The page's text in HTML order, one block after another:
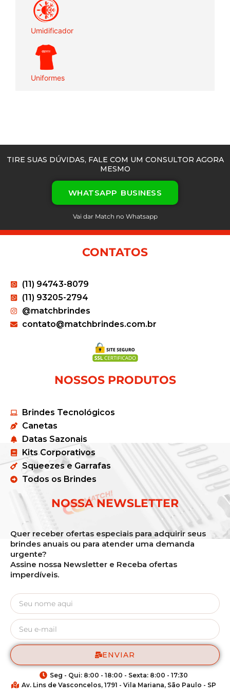
Umidificador
Uniformes
TIRE SUAS DÚVIDAS, FALE COM UM CONSULTOR AGORA
MESMO
WHATSAPP BUSINESS
Vai dar Match no Whatsapp
CONTATOS
(11) 94743-8079
(11) 93205-2794
@matchbrindes
contato@matchbrindes.com.br
NOSSOS PRODUTOS
Brindes Tecnológicos
Canetas
Datas Sazonais
Kits Corporativos
Squeezes e Garrafas
Todos os Brindes
NOSSA NEWSLETTER
Quer receber ofertas especiais para adquirir seus
brindes anuais ou para atender uma demanda
urgente?
Assine nossa Newsletter e Receba ofertas
imperdíveis.
ENVIAR
Seg - Qui: 8:00 - 18:00 - Sexta: 8:00 - 17:30
Av. Lins de Vasconcelos, 1791 - Vila Mariana, São Paulo - SP